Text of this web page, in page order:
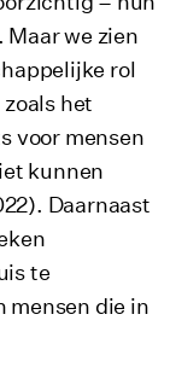
we zien
rol
het
voor mensen
kunnen
Daarnaast
te
mensen die in